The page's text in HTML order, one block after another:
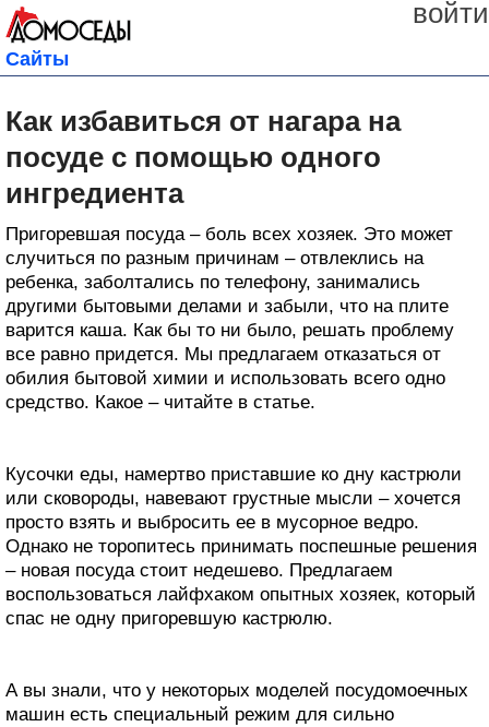
войти
Сайты
Как избавиться от нагара на
посуде с помощью одного
ингредиента
Пригоревшая посуда – боль всех хозяек. Это может
случиться по разным причинам – отвлеклись на
ребенка, заболтались по телефону, занимались
другими бытовыми делами и забыли, что на плите
варится каша. Как бы то ни было, решать проблему
все равно придется. Мы предлагаем отказаться от
обилия бытовой химии и использовать всего одно
средство. Какое – читайте в статье.
Кусочки еды, намертво приставшие ко дну кастрюли
или сковороды, навевают грустные мысли – хочется
просто взять и выбросить ее в мусорное ведро.
Однако не торопитесь принимать поспешные решения
– новая посуда стоит недешево. Предлагаем
воспользоваться лайфхаком опытных хозяек, который
спас не одну пригоревшую кастрюлю.
А вы знали, что у некоторых моделей посудомоечных
машин есть специальный режим для сильно